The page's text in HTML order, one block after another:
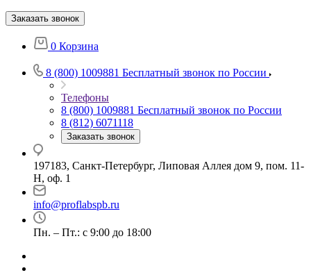
Заказать звонок
0 Корзина
8 (800) 1009881 Бесплатный звонок по России
Телефоны
8 (800) 1009881 Бесплатный звонок по России
8 (812) 6071118
Заказать звонок
197183, Санкт-Петербург, Липовая Аллея дом 9, пом. 11-
Н, оф. 1
info@proflabspb.ru
Пн. – Пт.: с 9:00 до 18:00